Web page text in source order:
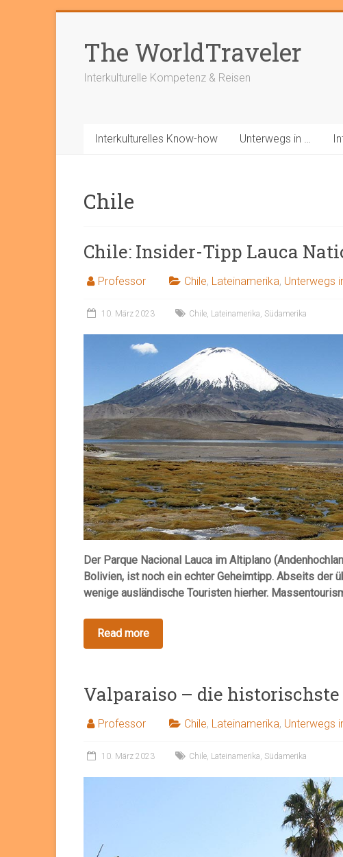
springenThe WorldTraveler
Interkulturelle Kompetenz & Reisen
Interkulturelles Know-how Unterwegs in …
Chile
Chile: Insider-Tipp Lauca
Professor Chile, Lateinamerika, Unterwegs
10. März 2023 Chile, Lateinamerika, Südamerika
Der Parque Nacional Lauca im Altiplano
Bolivien, ist noch ein echter Geheimtipp. Abseits der
wenige ausländische Touristen hierher.
Valparaiso – die
Professor Chile, Lateinamerika, Unterwegs
10. März 2023 Chile, Lateinamerika, Südamerika